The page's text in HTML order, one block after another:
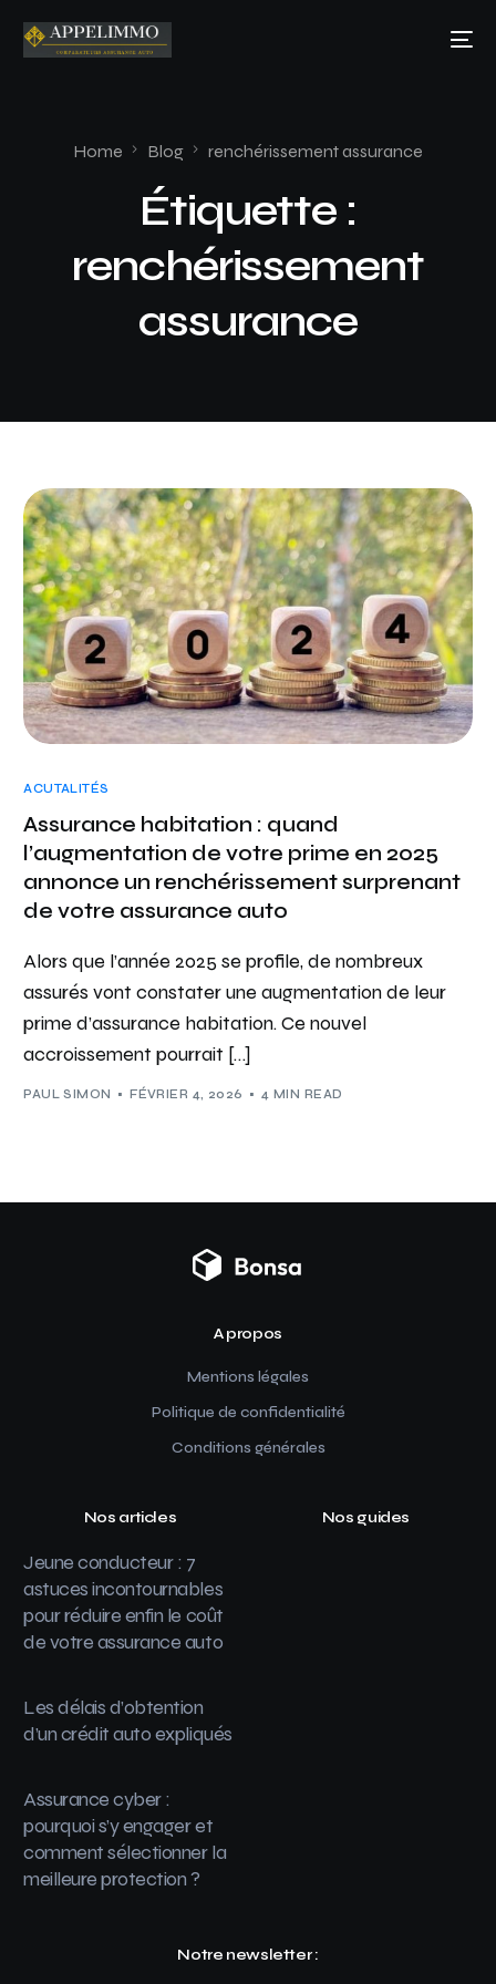
Home Blog renchérissement assurance
Étiquette :
renchérissement
assurance
ACUTALITÉS
Assurance habitation : quand
l’augmentation de votre prime en 2025
annonce un renchérissement surprenant
de votre assurance auto
Alors que l’année 2025 se profile, de nombreux
assurés vont constater une augmentation de leur
prime d’assurance habitation. Ce nouvel
accroissement pourrait […]
PAUL SIMON FÉVRIER 4, 2026 4 MIN READ
A propos
Mentions légales
Politique de confidentialité
Conditions générales
Nos articles
Jeune conducteur : 7
astuces incontournables
pour réduire enfin le coût
de votre assurance auto
Les délais d’obtention
d’un crédit auto expliqués
Assurance cyber :
pourquoi s’y engager et
comment sélectionner la
meilleure protection ?
Nos guides
Notre newsletter :